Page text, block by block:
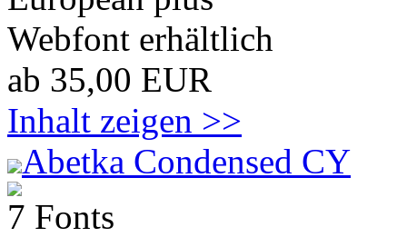
Webfont erhältlich
ab 35,00 EUR
Inhalt zeigen >>
Abetka Condensed CY
7 Fonts